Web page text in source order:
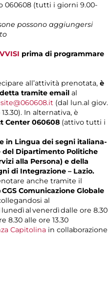
060608 (tutti i giorni 9.00-
possono aggiungersi
prima di programmare
all’attività prenotata, è
tramite email al
(dal lun.al giov.
In alternativa, è
Center 060608 (attivo tutti i
in Lingua dei segni italiana-
del Dipartimento Politiche
alla Persona) e della
di Integrazione – Lazio.
anche tramite il
CGS Comunicazione Globale
al
al venerdì dalle ore 8.30
8.30 alle ore 13.30
Capitolina in collaborazione